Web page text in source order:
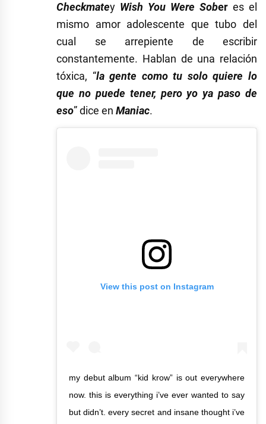
Checkmatey Wish You Were Sober es el
mismo amor adolescente que tubo del
cual se arrepiente de escribir
constantemente. Hablan de una relación
tóxica, “la gente como tu solo quiere lo
que no puede tener, pero yo ya paso de
eso” dice en Maniac.
View this post on Instagram
my debut album “kid krow” is out everywhere
now. this is everything i’ve ever wanted to say
but didn’t. every secret and insane thought i’ve